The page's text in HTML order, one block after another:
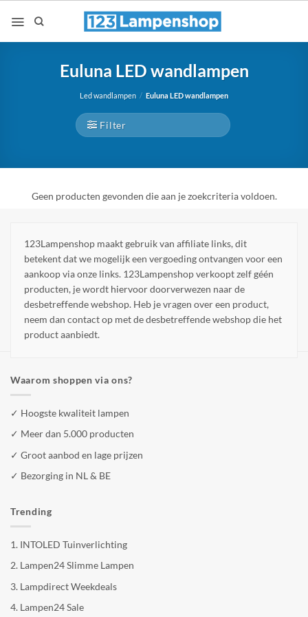
naar
Euluna LED wandlampen
Led wandlampen / Euluna LED wandlampen
Filter
Geen producten gevonden die aan je zoekcriteria voldoen.
123Lampenshop maakt gebruik van affiliate links, dit
betekent dat we mogelijk een vergoeding ontvangen voor een
aankoop via onze links. 123Lampenshop verkoopt zelf géén
producten, je wordt hiervoor doorverwezen naar de
desbetreffende webshop. Heb je vragen over een product,
neem dan contact op met de desbetreffende webshop die het
product aanbiedt.
Waarom shoppen via ons?
✓ Hoogste kwaliteit lampen
✓ Meer dan 5.000 producten
✓ Groot aanbod en lage prijzen
✓ Bezorging in NL & BE
Trending
1. INTOLED Tuinverlichting
2. Lampen24 Slimme Lampen
3. Lampdirect Weekdeals
4. Lampen24 Sale